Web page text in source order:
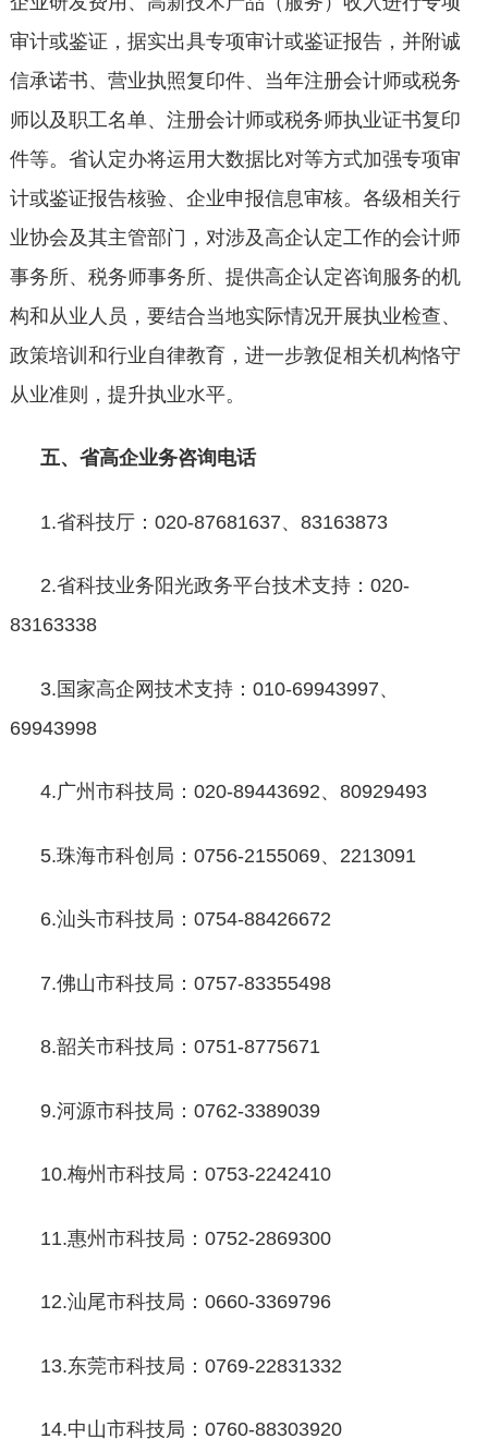
审计或鉴证，据实出具专项审计或鉴证报告，并附诚
信承诺书、营业执照复印件、当年注册会计师或税务
师以及职工名单、注册会计师或税务师执业证书复印
件等。省认定办将运用大数据比对等方式加强专项审
计或鉴证报告核验、企业申报信息审核。各级相关行
业协会及其主管部门，对涉及高企认定工作的会计师
事务所、税务师事务所、提供高企认定咨询服务的机
构和从业人员，要结合当地实际情况开展执业检查、
政策培训和行业自律教育，进一步敦促相关机构恪守
从业准则，提升执业水平。
五、省高企业务咨询电话
1.省科技厅：020-87681637、83163873
2.省科技业务阳光政务平台技术支持：020-
83163338
3.国家高企网技术支持：010-69943997、
69943998
4.广州市科技局：020-89443692、80929493
5.珠海市科创局：0756-2155069、2213091
6.汕头市科技局：0754-88426672
7.佛山市科技局：0757-83355498
8.韶关市科技局：0751-8775671
9.河源市科技局：0762-3389039
10.梅州市科技局：0753-2242410
11.惠州市科技局：0752-2869300
12.汕尾市科技局：0660-3369796
13.东莞市科技局：0769-22831332
14.中山市科技局：0760-88303920